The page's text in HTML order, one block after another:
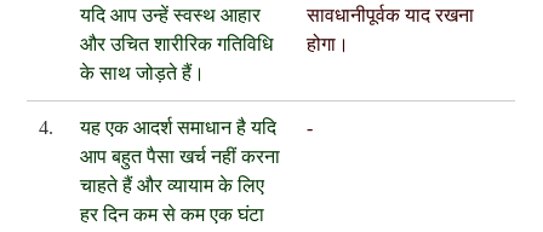
यदि आप उन्हें स्वस्थ आहार
और उचित शारीरिक गतिविधि
के साथ जोड़ते हैं।
सावधानीपूर्वक याद रखना
होगा।
4.
यह एक आदर्श समाधान है यदि
आप बहुत पैसा खर्च नहीं करना
चाहते हैं और व्यायाम के लिए
हर दिन कम से कम एक घंटा
-